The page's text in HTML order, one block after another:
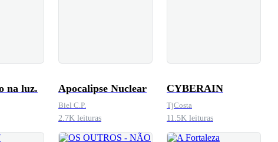
na luz. Apocalipse Nuclear
Biel C.P.
2.7K leituras
CYBERAIN
TjCosta
11.5K leituras